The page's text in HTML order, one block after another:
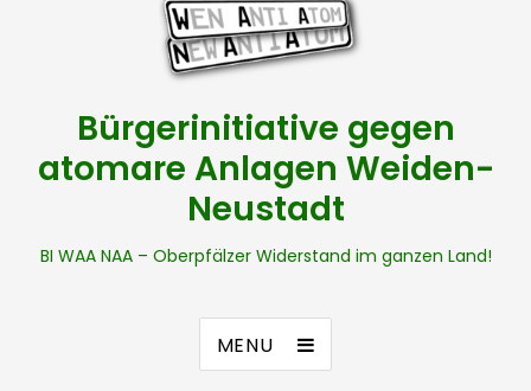
Bürgerinitiative gegen
atomare Anlagen Weiden-
Neustadt
BI WAA NAA – Oberpfälzer Widerstand im ganzen Land!
MENU